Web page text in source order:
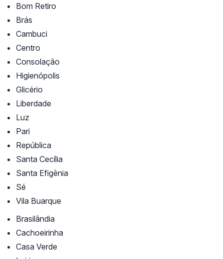
Bom Retiro
Brás
Cambuci
Centro
Consolação
Higienópolis
Glicério
Liberdade
Luz
Pari
República
Santa Cecília
Santa Efigênia
Sé
Vila Buarque
Brasilândia
Cachoeirinha
Casa Verde